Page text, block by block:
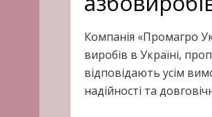
Компанія «Промагро
виробів в Україні,
відповідають усім
надійності та